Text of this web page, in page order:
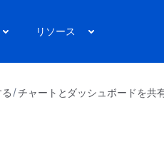
リソース
チャートとダッシュボードを共